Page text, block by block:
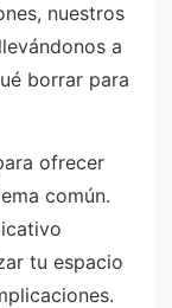
nuestros
a
borrar para
ofrecer
común.
tu espacio